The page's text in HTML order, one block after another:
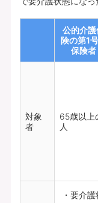
公的介護
険の第1
保険者
対象
者
65歳以上
人
要介護